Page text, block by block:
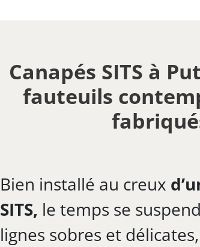
Canapés SITS à
fauteuils
Bien installé au creux
SITS, le temps se
lignes sobres et